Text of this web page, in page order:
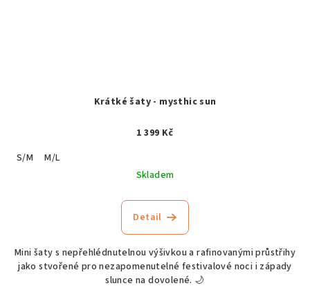
Krátké šaty - mysthic sun
1 399 Kč
S/M
M/L
Skladem
Detail
Mini šaty s nepřehlédnutelnou výšivkou a rafinovanými průstřihy
jako stvořené pro nezapomenutelné festivalové noci i západy
slunce na dovolené. 🌙